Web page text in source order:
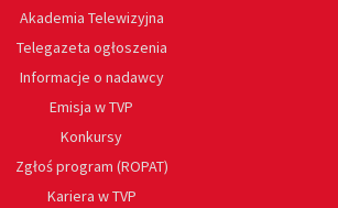
Akademia Telewizyjna
Telegazeta ogłoszenia
Informacje o nadawcy
Emisja w TVP
Konkursy
Zgłoś program (ROPAT)
Kariera w TVP